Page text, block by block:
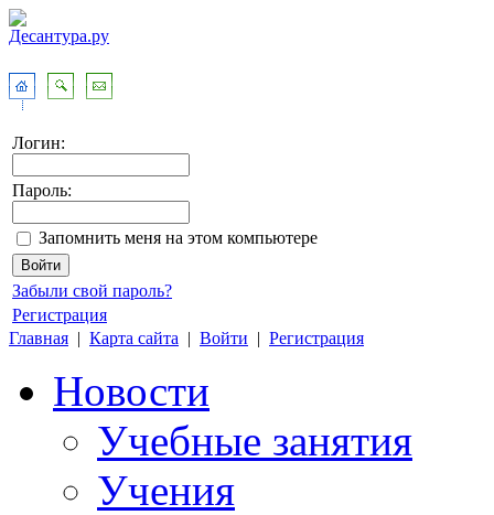
Логин:
Пароль:
Запомнить меня на этом компьютере
Забыли свой пароль?
Регистрация
Главная | Карта сайта | Войти | Регистрация
Новости
Учебные занятия
Учения